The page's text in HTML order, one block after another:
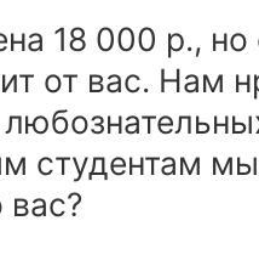
18 000 р.,
от вас. Нам
студентам
вас?